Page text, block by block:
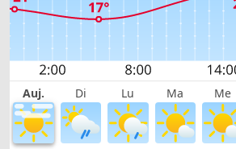
Auj. Di Lu Ma Me